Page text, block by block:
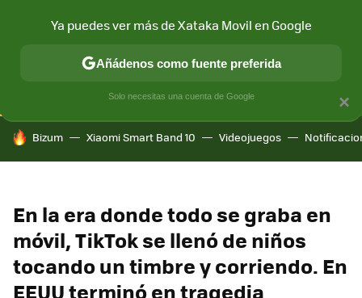
CONECTIVIDAD MÓVIL Y SOCIEDAD APLICACIONES
HOY SE HABLA DE
Bizum Xiaomi Smart Band 10 Videojuegos
En la era donde todo se graba en
móvil, TikTok se llenó de niños
tocando un timbre y corriendo. En
EEUU terminó en tragedia
×
Ya puedes ver más de Xataka Movil en Google
Añádenos como fuente preferida
Solo necesitas una cuenta de Google